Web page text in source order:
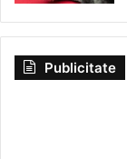
Publicitate